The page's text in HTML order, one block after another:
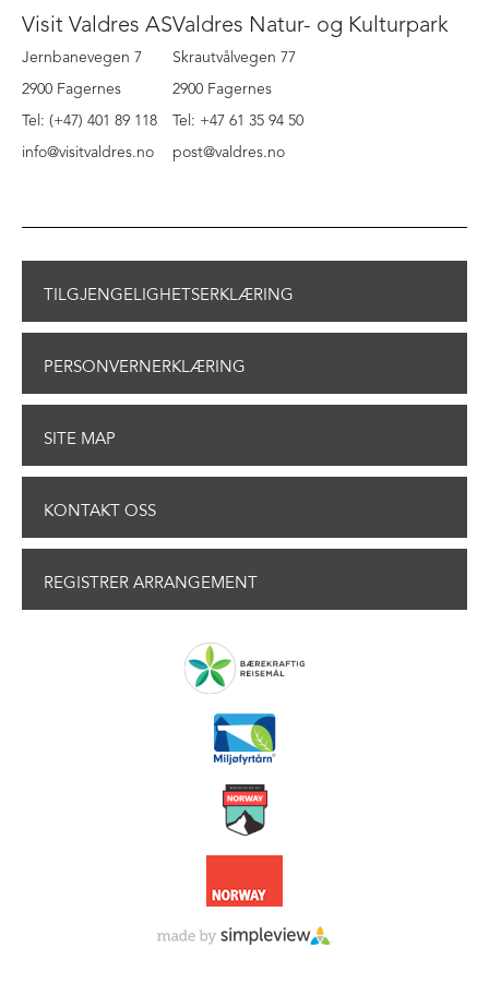
Visit Valdres AS
Jernbanevegen 7
2900 Fagernes
Tel: (+47) 401 89 118
info@visitvaldres.no
Valdres Natur- og Kulturpark
Skrautvålvegen 77
2900 Fagernes
Tel: +47 61 35 94 50
post@valdres.no
TILGJENGELIGHETSERKLÆRING
PERSONVERNERKLÆRING
SITE MAP
KONTAKT OSS
REGISTRER ARRANGEMENT